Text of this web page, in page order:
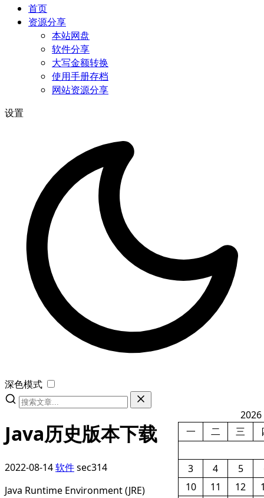
首页
资源分享
本站网盘
软件分享
大写金额转换
使用手册存档
网站资源分享
设置
深色模式
Java历史版本下载
2022-08-14软件sec314
Java Runtime Environment (JRE)
2026
一
二 三
3 4 5
10
11 12